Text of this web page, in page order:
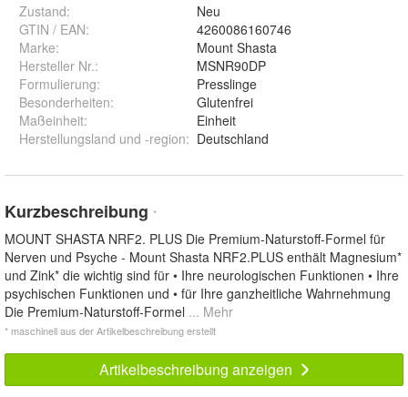
Zustand:
Neu
GTIN / EAN:
4260086160746
Marke:
Mount Shasta
Hersteller Nr.:
MSNR90DP
Formulierung:
Presslinge
Besonderheiten:
Glutenfrei
Maßeinheit:
Einheit
Herstellungsland und -region: Deutschland
Kurzbeschreibung *
MOUNT SHASTA NRF2. PLUS Die Premium-Naturstoff-Formel für
Nerven und Psyche - Mount Shasta NRF2.PLUS enthält Magnesium*
und Zink* die wichtig sind für • Ihre neurologischen Funktionen • Ihre
psychischen Funktionen und • für Ihre ganzheitliche Wahrnehmung
Die Premium-Naturstoff-Formel ... Mehr
* maschinell aus der Artikelbeschreibung erstellt
Artikelbeschreibung anzeigen